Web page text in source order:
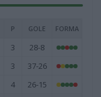
P GOLE FORMA
3 28-8
3 37-26
4 26-15